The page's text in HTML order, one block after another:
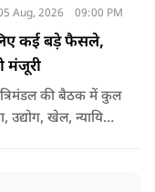
Aug, 2026 09:00 PM
कई बड़े फैसले,
मंजूरी
की बैठक में कुल
उद्योग, खेल, न्यायिक